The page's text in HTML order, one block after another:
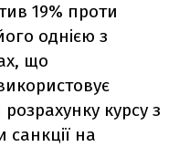
19% проти
однією з
що
розрахунку курсу з
на